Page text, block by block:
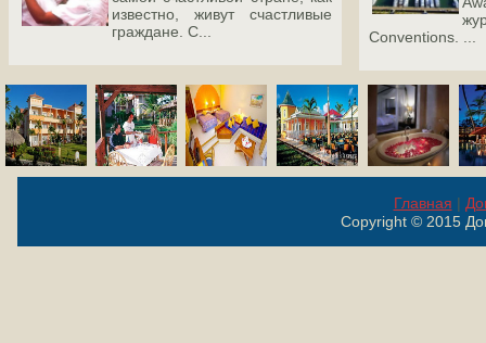
известно, живут счастливые
граждане. С...
Conventions. ...
Главная |
Copyright © 2015